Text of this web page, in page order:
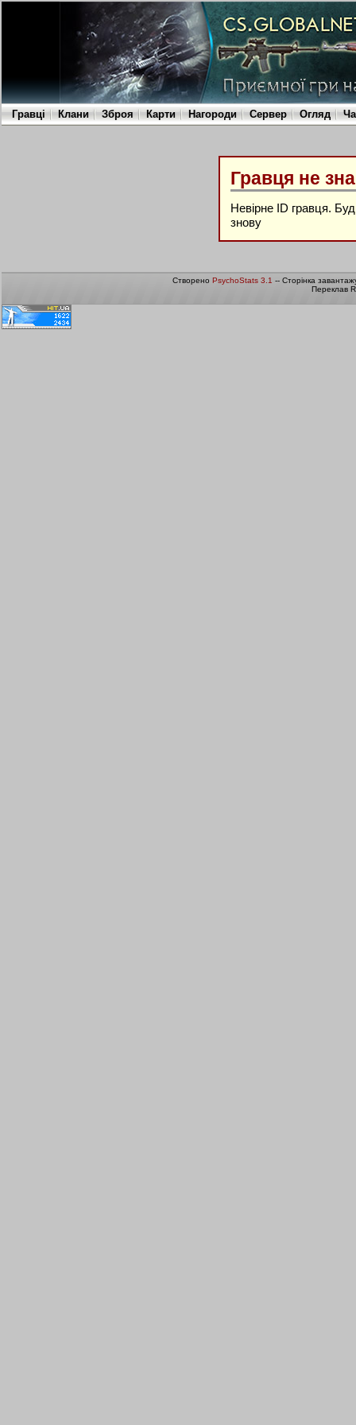
Гравці Клани Зброя Карти Нагороди Сервер Огляд
Гравця не
Невірне ID гравця.
знову
Створено PsychoStats 3.1 -- Сторінка
Переклав